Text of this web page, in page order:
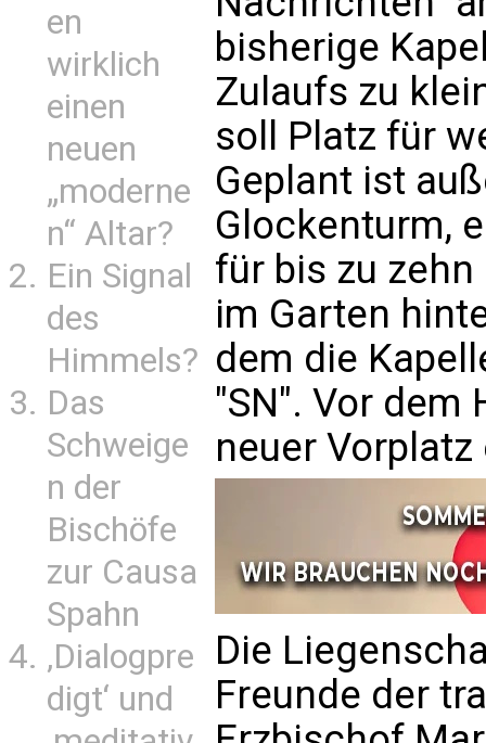
en
wirklich
einen
neuen
„moderne
n“ Altar?
Ein Signal
des
Himmels?
Das
Schweige
n der
Bischöfe
zur Causa
Spahn
‚Dialogpre
digt‘ und
bisherige
Zulaufs zu
soll Platz für
Geplant ist
Glockenturm,
für bis zu
im Garten
dem die
"SN". Vor dem
neuer
Die
Freunde der